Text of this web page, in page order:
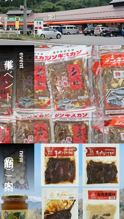
event
催事イベント
new
新商品のご案内